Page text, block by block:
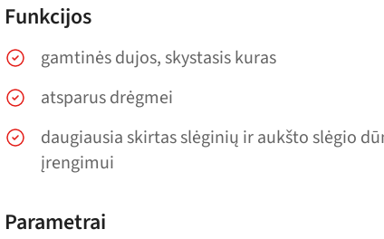
Funkcijos
gamtinės dujos, skystasis kuras
atsparus drėgmei
daugiausia skirtas slėginių ir aukšto slėgio
įrengimui
Parametrai